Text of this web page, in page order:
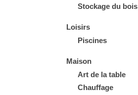
Stockage du bois
Loisirs
Piscines
Maison
Art de la table
Chauffage